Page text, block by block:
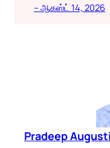
– ஆகஸ்ட் 14, 2026
Pradeep